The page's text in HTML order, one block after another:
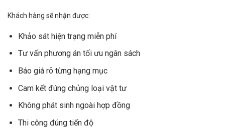
Khách hàng sẽ nhận được:
Khảo sát hiện trạng miễn phí
Tư vấn phương án tối ưu ngân sách
Báo giá rõ từng hạng mục
Cam kết đúng chủng loại vật tư
Không phát sinh ngoài hợp đồng
Thi công đúng tiến độ